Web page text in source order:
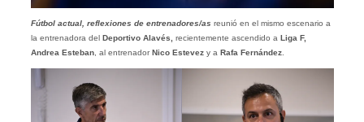
Fútbol actual, reflexiones de entrenadores/as reunió en el mismo escenario a
la entrenadora del Deportivo Alavés, recientemente ascendido a Liga F,
Andrea Esteban, al entrenadorNico Estevezy a Rafa Fernández.